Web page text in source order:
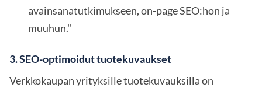
avainsanatutkimukseen, on-page SEO:hon ja
muuhun."
3.SEO-optimoidut tuotekuvaukset
Verkkokaupan yrityksille tuotekuvauksilla on